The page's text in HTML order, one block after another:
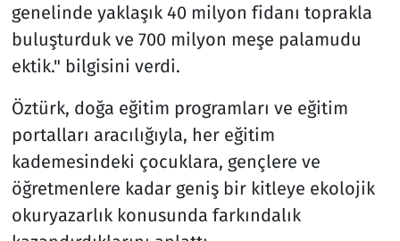
genelinde yaklaşık 40 milyon fidanı toprakla
buluşturduk ve 700 milyon meşe palamudu
ektik." bilgisini verdi.
Öztürk, doğa eğitim programları ve eğitim
portalları aracılığıyla, her eğitim
kademesindeki çocuklara, gençlere ve
öğretmenlere kadar geniş bir kitleye ekolojik
okuryazarlık konusunda farkındalık